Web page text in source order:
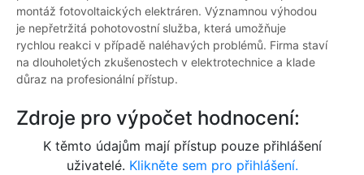
montáž fotovoltaických elektráren. Významnou výhodou
je nepřetržitá pohotovostní služba, která umožňuje
rychlou reakci v případě naléhavých problémů. Firma staví
na dlouholetých zkušenostech v elektrotechnice a klade
důraz na profesionální přístup.
Zdroje pro výpočet hodnocení:
K těmto údajům mají přístup pouze přihlášení
uživatelé. Klikněte sem pro přihlášení.